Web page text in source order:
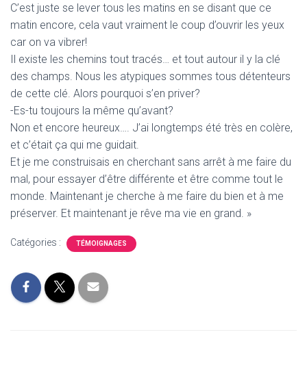
C’est juste se lever tous les matins en se disant que ce
matin encore, cela vaut vraiment le coup d’ouvrir les yeux
car on va vibrer!
Il existe les chemins tout tracés… et tout autour il y la clé
des champs. Nous les atypiques sommes tous détenteurs
de cette clé. Alors pourquoi s’en priver?
-Es-tu toujours la même qu’avant?
Non et encore heureux…. J’ai longtemps été très en colère,
et c’était ça qui me guidait.
Et je me construisais en cherchant sans arrêt à me faire du
mal, pour essayer d’être différente et être comme tout le
monde. Maintenant je cherche à me faire du bien et à me
préserver. Et maintenant je rêve ma vie en grand. »
Catégories : TÉMOIGNAGES